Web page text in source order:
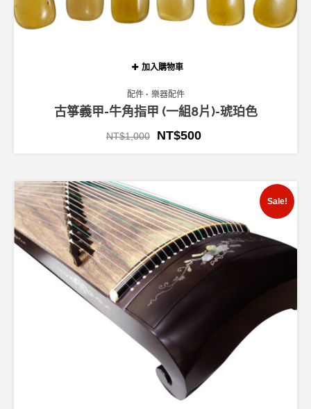
加入購物車
配件 樂器配件
古箏義甲-牛角指甲 (一組8片)-琥珀色
NT$1,000 NT$500
Sale!